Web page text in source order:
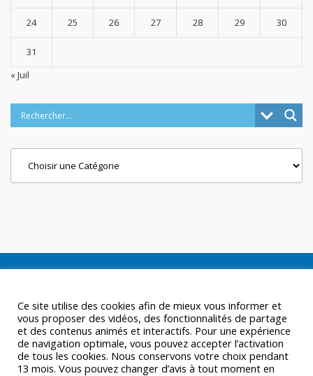
24 25 26 27 28 29 30
31
« Juil
Ce site utilise des cookies afin de mieux vous informer et
vous proposer des vidéos, des fonctionnalités de partage
et des contenus animés et interactifs. Pour une expérience
de navigation optimale, vous pouvez accepter l’activation
de tous les cookies. Nous conservons votre choix pendant
13 mois. Vous pouvez changer d’avis à tout moment en